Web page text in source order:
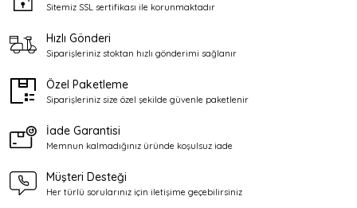
Sitemiz SSL sertifikası ile korunmaktadır
Hızlı Gönderi
Siparişleriniz stoktan hızlı gönderimi sağlanır
Özel Paketleme
Siparişleriniz size özel şekilde güvenle paketlenir
İade Garantisi
Memnun kalmadığınız üründe koşulsuz iade
Müşteri Desteği
Her türlü sorularınız için iletişime geçebilirsiniz